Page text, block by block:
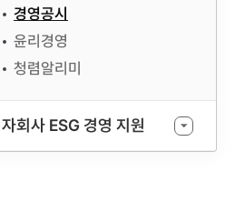
경영공시
윤리경영
청렴알리미
자회사 ESG 경영 지원